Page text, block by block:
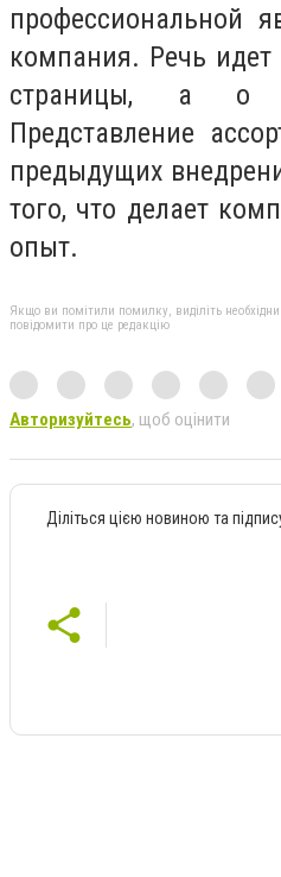
профессиональной
компания. Речь
страницы, а о
Представление
предыдущих
того, что делает
опыт.
Якщо ви помітили помилку, виділіть
повідомити про це редакцію
Авторизуйтесь, щоб оцінити
Діліться цією новиною та